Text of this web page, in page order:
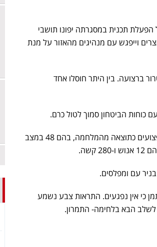
תכנית במסגרתה יפונו תושבי
וייפגש עם מנהיגים מהאזור על מנת
צה"ל תקף הלילה יותר מ-100 מטרות טרור ברצועה. בין היתר חוסלו אחד
משרד הבריאות עדכן כי בבתי החולים ברחבי הארץ מאושפזים 301 פצועים כתוצאה מהמלחמה, בהם 48 במצב
התראות צבע נשמע
לשלב הבא בלחימה- התמרון.